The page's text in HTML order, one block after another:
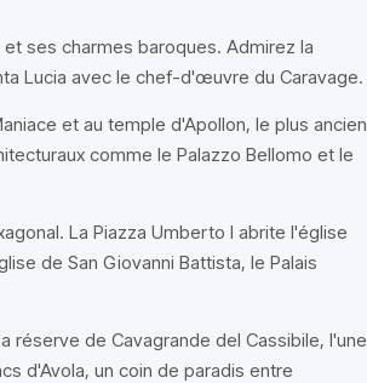
ses charmes baroques. Admirez la
Lucia avec le chef-d'œuvre du Caravage.
et au temple d'Apollon, le plus ancien
comme le Palazzo Bellomo et le
La Piazza Umberto I abrite l'église
de San Giovanni Battista, le Palais
réserve de Cavagrande del Cassibile, l'une
d'Avola, un coin de paradis entre